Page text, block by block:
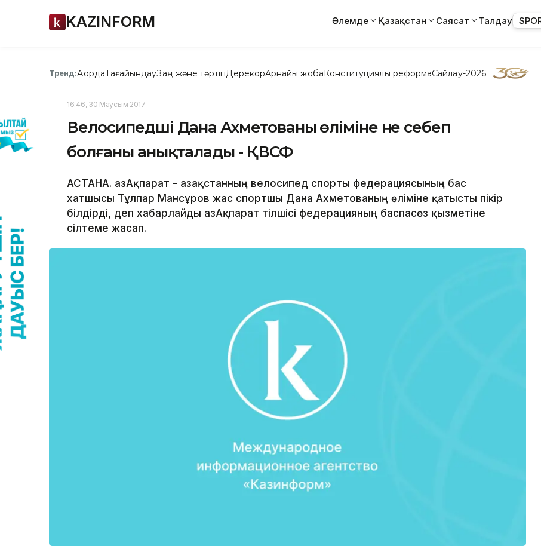
KAZINFORM Әлемде Қазақстан Саясат Талдау
Тренд:АқордаТағайындауЗаң және тәртіпДерекқорАрнайы жобаКонституциялық реформаСайлау-2026
16:46, 30 Маусым 2017
Велосипедші Дана Ахметованың өліміне не себеп
болғаны анықталады - ҚВСФ
АСТАНА. ҚазАқпарат - Қазақстанның велосипед спорты федерациясының бас
хатшысы Тұлпар Мансұров жас спортшы Дана Ахметованың өліміне қатысты пікір
білдірді, деп хабарлайды ҚазАқпарат тілшісі федерацияның баспасөз қызметіне
сілтеме жасап.